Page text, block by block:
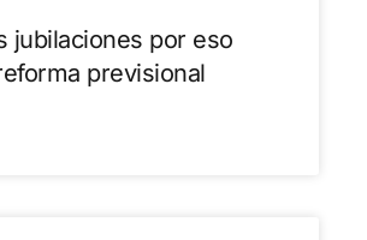
jubilaciones por eso
previsional